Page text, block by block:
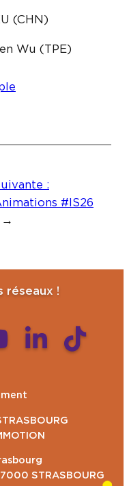
(CHN)
Wu (TPE)
:
#IS26
→
réseaux !
STRASBOURG